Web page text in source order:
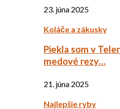
23. júna 2025
Koláče a zákusky
Piekla som v
medové rezy…
21. júna 2025
Najlepšie ryby